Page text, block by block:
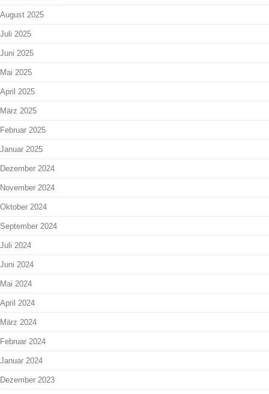
August 2025
Juli 2025
Juni 2025
Mai 2025
April 2025
März 2025
Februar 2025
Januar 2025
Dezember 2024
November 2024
Oktober 2024
September 2024
Juli 2024
Juni 2024
Mai 2024
April 2024
März 2024
Februar 2024
Januar 2024
Dezember 2023